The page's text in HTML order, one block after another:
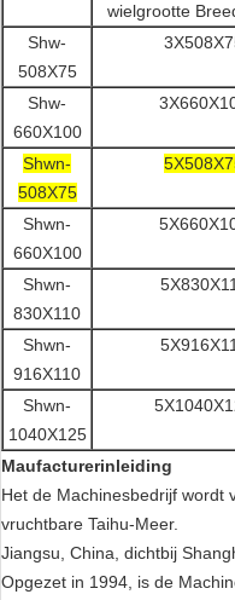
wielgrootte
Shw-
508X75
Shw-
660X100
Shwn-
508X75
Shwn-
660X100
Shwn-
830X110
Shwn-
916X110
Shwn-
1040X125
Maufacturerinleiding
Het de Machinesbedrijf wordt
vruchtbare Taihu-Meer.
Jiangsu, China, dichtbij
Opgezet in 1994, is de